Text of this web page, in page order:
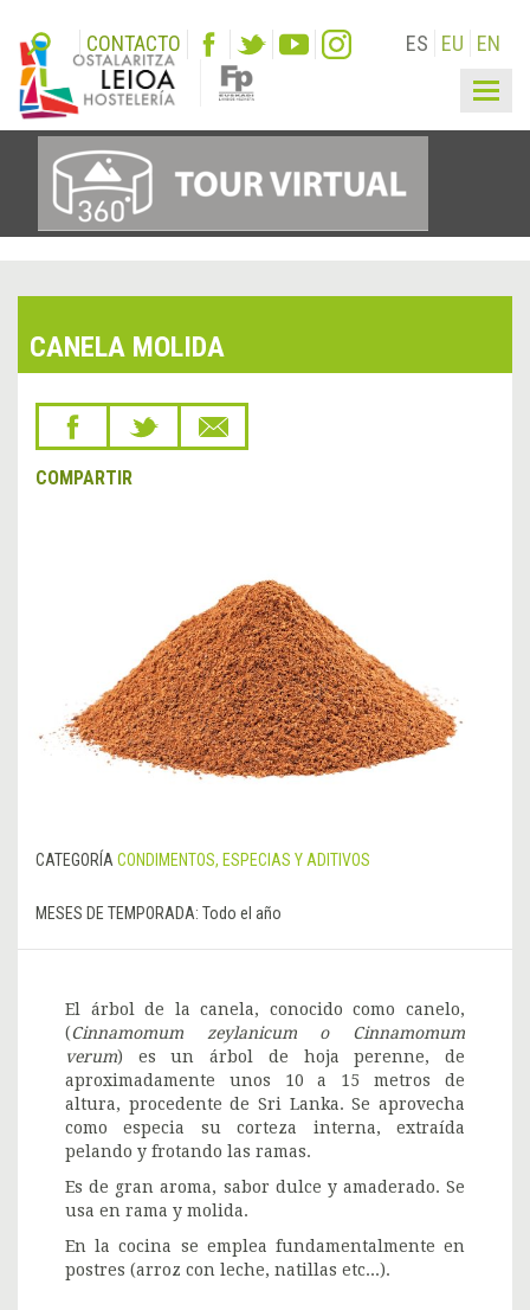
CONTACTO ES EU EN
CANELA MOLIDA
COMPARTIR
CATEGORÍACONDIMENTOS, ESPECIAS Y ADITIVOS
MESES DE TEMPORADA: Todo el año
El árbol de la canela, conocido como canelo,
(Cinnamomum zeylanicum o Cinnamomum
verum) es un árbol de hoja perenne, de
aproximadamente unos 10 a 15 metros de
altura, procedente de Sri Lanka. Se aprovecha
como especia su corteza interna, extraída
pelando y frotando las ramas.
Es de gran aroma, sabor dulce y amaderado. Se
usa en rama y molida.
En la cocina se emplea fundamentalmente en
postres (arroz con leche, natillas etc...).